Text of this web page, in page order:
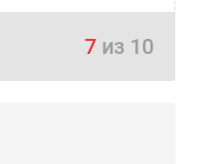
7 из 10